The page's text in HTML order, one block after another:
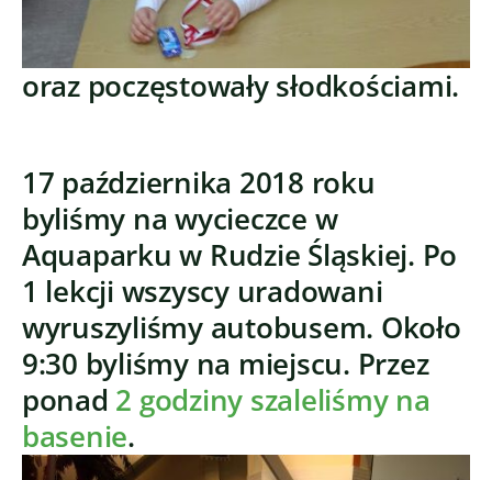
oraz poczęstowały słodkościami.
17 października 2018 roku
byliśmy na wycieczce w
Aquaparku w Rudzie Śląskiej. Po
1 lekcji wszyscy uradowani
wyruszyliśmy autobusem. Około
9:30 byliśmy na miejscu. Przez
ponad 2 godziny szaleliśmy na
basenie.